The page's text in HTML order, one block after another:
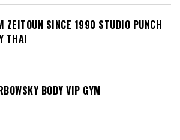
ZEITOUN SINCE 1990 STUDIO PUNCH
THAI
BODY VIP GYM